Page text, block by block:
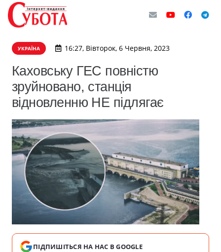
УКРАЇНА 16:27, Вівторок, 6 Червня, 2023
Каховську ГЕС повністю
зруйновано, станція
відновленню НЕ підлягає
ПІДПИШІТЬСЯ НА НАС В GOOGLE